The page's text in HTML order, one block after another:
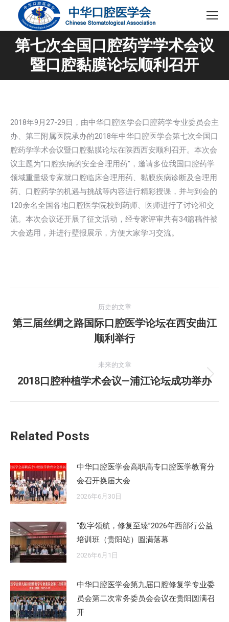
第七次全国口腔药学学术会议
暨口腔黏膜论坛顺利召开
您在这里：
2018年9月27-29日，由中华口腔医学会口腔药学专业委员会主
办、第三附属医院承办的2018年中华口腔医学会第七次全国口
腔药学学术会议暨口腔黏膜论坛在陕西西安顺利召开。本次会
议主题为“口腔疾病的安全合理用药”，邀请多位我国口腔药学
领域重量级专家就口腔临床合理用药、黏膜疾病诊断及合理用
药、口腔药学的机遇与挑战等内容进行精彩授课，并与到会的
120余名全国各地口腔医学院校到药师、医师进行了讨论和交
流。本次会议还开展了征文活动，经专家评审共有34篇稿件被
大会选用，并进行壁报展示，方便大家学习交流。
章
历史的文章
历
史
文
章：
第三届丝绸之路国际口腔医学论坛在西安曲江
顺利举行
未来的文章
未
2018口腔种植学术会议—浦江论坛成功举办
Related Posts
中华口腔医学会高职高专口腔医学教育分
会召开换届大会
2026年6月30日
“数字领航，修复至臻”2026年西部行公益
培训班（贵阳站）圆满落幕
2026年6月1日
中华口腔医学会第九届口腔修复学专业委
员会第二次常务委员会会议在贵阳圆满召
开